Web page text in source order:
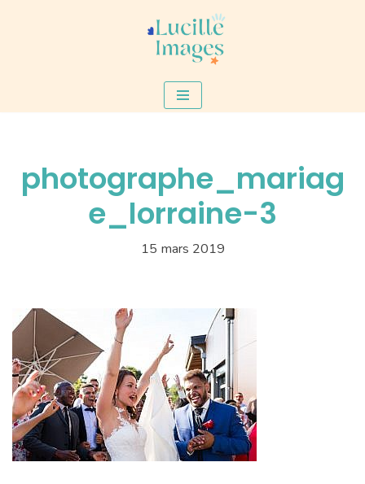
photographe_mariag
e_lorraine-3
15 mars 2019